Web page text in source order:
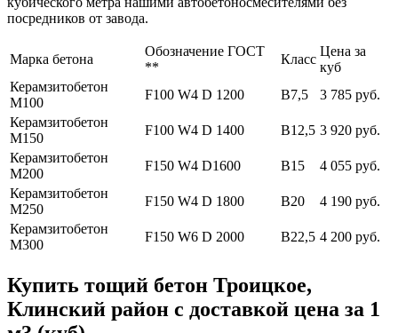
посредников от завода.
Марка бетона
Обозначение ГОСТ
**
Класс
Цена за
куб
Керамзитобетон
М100
F100 W4 D 1200 В7,5
3 785 руб.
Керамзитобетон
М150
F100 W4 D 1400 В12,5 3 920 руб.
Керамзитобетон
М200
F150 W4 D1600 В15
4 055 руб.
Керамзитобетон
М250
F150 W4 D 1800 В20
4 190 руб.
Керамзитобетон
М300
F150 W6 D 2000 В22,5 4 200 руб.
Купить тощий бетон Троицкое,
Клинский район с доставкой цена за 1